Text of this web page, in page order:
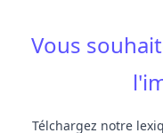
Vous
Télchargez notre